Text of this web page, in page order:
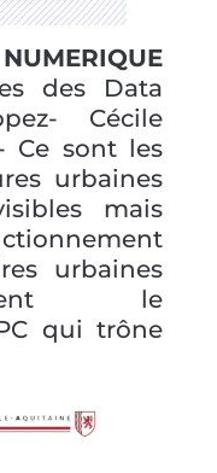
des Data
Cécile
Ce sont les
urbaines
mais
urbaines
le
qui trône